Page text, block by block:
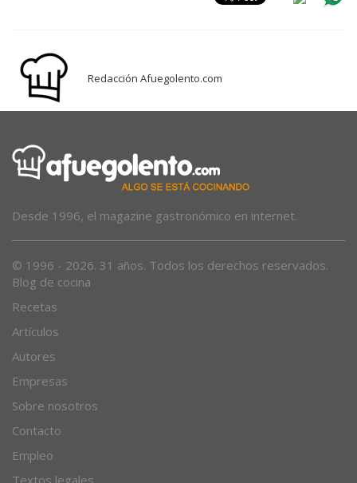
Redacción Afuegolento.com
Desde 1996, el magazine gastronómico en internet.
© 1996 - 2026. 31 años. Todos los derechos reservados.
Blog de cocina
Recetas
Artículos
Autores
Empresas
Sobre nosotros
Contacto
Empleo